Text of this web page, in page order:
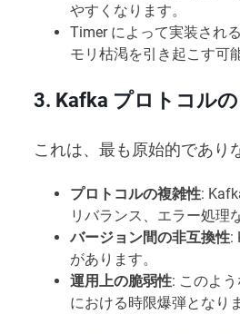
やすくなります。
Timer によって実装され
モリ枯渇を引き起こす可
3. Kafka プロトコル
これは、最も原始的であり
プロトコルの複雑性:
リバランス、エラー処理
バージョン間の非互換性:
があります。
運用上の脆弱性: このよ
における時限爆弾となり